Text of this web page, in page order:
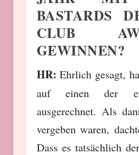
BASTARDS
CLUB
GEWINNEN?
HR: Ehrlich gesagt,
auf einen der
ausgerechnet. Als
vergeben waren,
Dass es tatsächlich